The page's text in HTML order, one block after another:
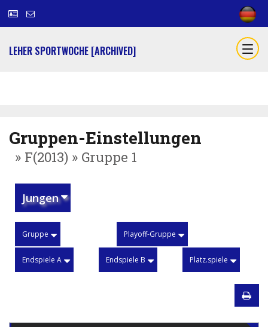
LEHER SPORTWOCHE [ARCHIVED]
Gruppen-Einstellungen
» F(2013) » Gruppe 1
Jungen
Gruppe Playoff-Gruppe
Endspiele A Endspiele B Platz.spiele